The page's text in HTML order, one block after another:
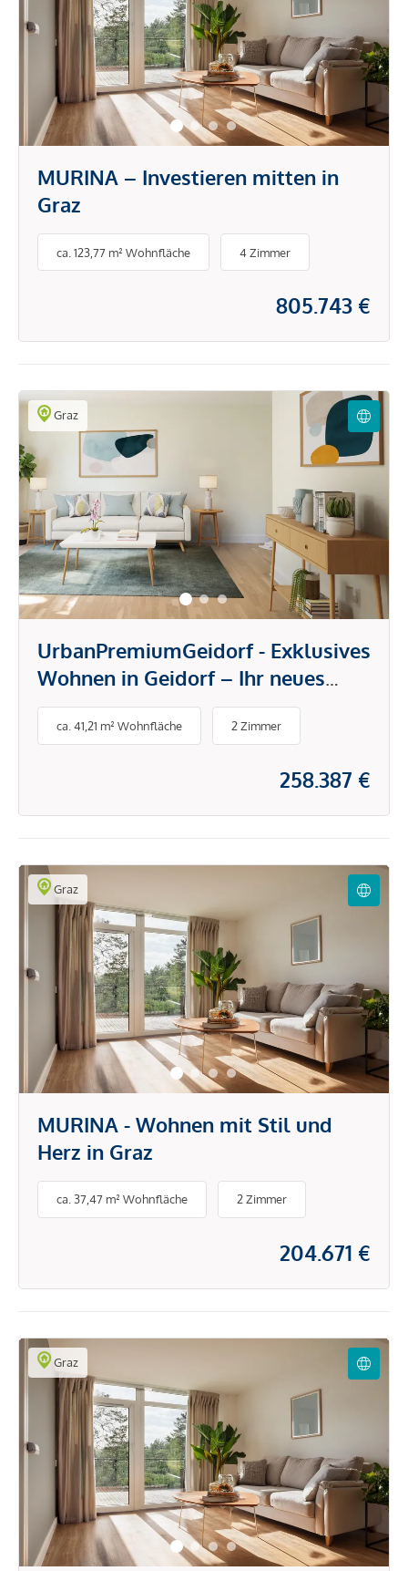
MURINA – Investieren mitten in
Graz
ca. 123,77 m² Wohnfläche 4 Zimmer
805.743 €
Graz
UrbanPremiumGeidorf - Exklusives
Wohnen in Geidorf – Ihr neues
Zuhause mit Stil
ca. 41,21 m² Wohnfläche 2 Zimmer
258.387 €
Graz
MURINA - Wohnen mit Stil und
Herz in Graz
ca. 37,47 m² Wohnfläche 2 Zimmer
204.671 €
Graz